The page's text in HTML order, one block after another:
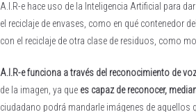
A.I.R-e hace uso de la Inteligencia Artificial para
el reciclaje de envases, como en qué contenedor
con el reciclaje de otra clase de residuos, como
A.I.R-e funciona a través del reconocimiento de
de la imagen, ya que es capaz de reconocer,
ciudadano podrá mandarle imágenes de aquellos